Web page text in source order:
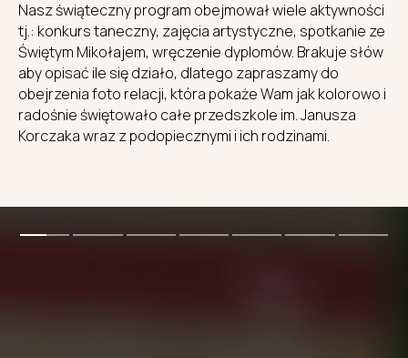
Nasz świąteczny program obejmował wiele aktywności
tj.: konkurs taneczny, zajęcia artystyczne, spotkanie ze
Świętym Mikołajem, wręczenie dyplomów. Brakuje słów
aby opisać ile się działo, dlatego zapraszamy do
obejrzenia foto relacji, która pokaże Wam jak kolorowo i
radośnie świętowało całe przedszkole im. Janusza
Korczaka wraz z podopiecznymi i ich rodzinami.